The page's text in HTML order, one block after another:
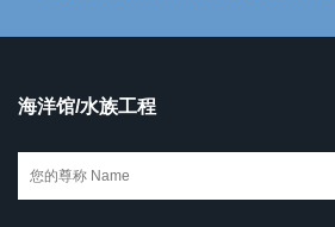
海洋馆/水族工程